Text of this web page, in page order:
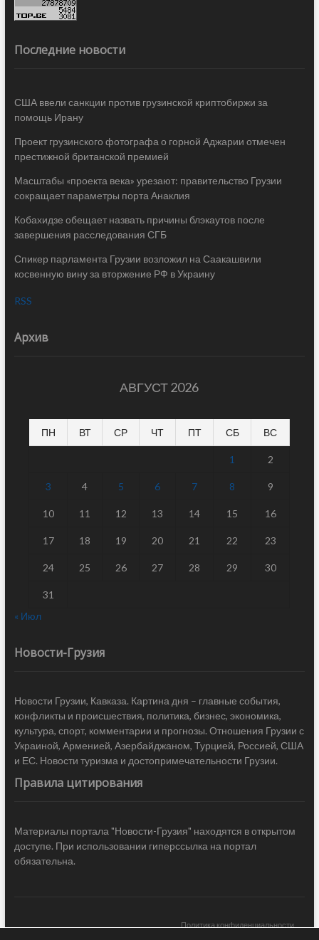
Последние новости
США ввели санкции против грузинской криптобиржи за
помощь Ирану
Проект грузинского фотографа о горной Аджарии отмечен
престижной британской премией
Масштабы «проекта века» урезают: правительство Грузии
сокращает параметры порта Анаклия
Кобахидзе обещает назвать причины блэкаутов после
завершения расследования СГБ
Спикер парламента Грузии возложил на Саакашвили
косвенную вину за вторжение РФ в Украину
RSS
Архив
АВГУСТ 2026
ПН ВТ СР ЧТ ПТ СБ ВС
1 2
3 4 5 6 7 8 9
10 11 12 13 14 15 16
17 18 19 20 21 22 23
24 25 26 27 28 29 30
31
« Июл
Новости-Грузия
Новости Грузии, Кавказа. Картина дня – главные события,
конфликты и происшествия, политика, бизнес, экономика,
культура, спорт, комментарии и прогнозы. Отношения Грузии с
Украиной, Арменией, Азербайджаном, Турцией, Россией, США
и ЕС. Новости туризма и достопримечательности Грузии.
Правила цитирования
Материалы портала "Новости-Грузия" находятся в открытом
доступе. При использовании гиперссылка на портал
обязательна.
Политика конфиденциальности